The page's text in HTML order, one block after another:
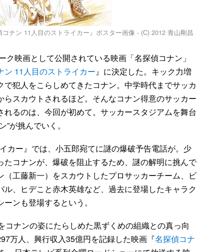
ナン 11人目のストライカー』ポスター画像 - (C) 2012 青山剛昌
映画として公開されている映画「名探偵コナン」
ン 11人目のストライカー』に決定した。キック力増
犯人をこらしめてきたコナン。中学時代までサッカ
スカウトされるほど。そんなコナン得意のサッカー
るのは、今回が初めて。サッカースタジアムを舞台
が挑んでいく。
カー』では、小五郎宛てに謎の爆破予告電話が。少
コナンが、爆破を阻止するため、謎の解明に挑んで
工藤新一）をスカウトしたプロサッカーチーム、ビ
、ヒデこと赤木英雄など、過去に登場したキャラク
ンも登場するという。
ナンの姿にたらしめた黒ずくめの組織との真っ向
万人、興行収入35億円を記録した映画『名探偵コナ